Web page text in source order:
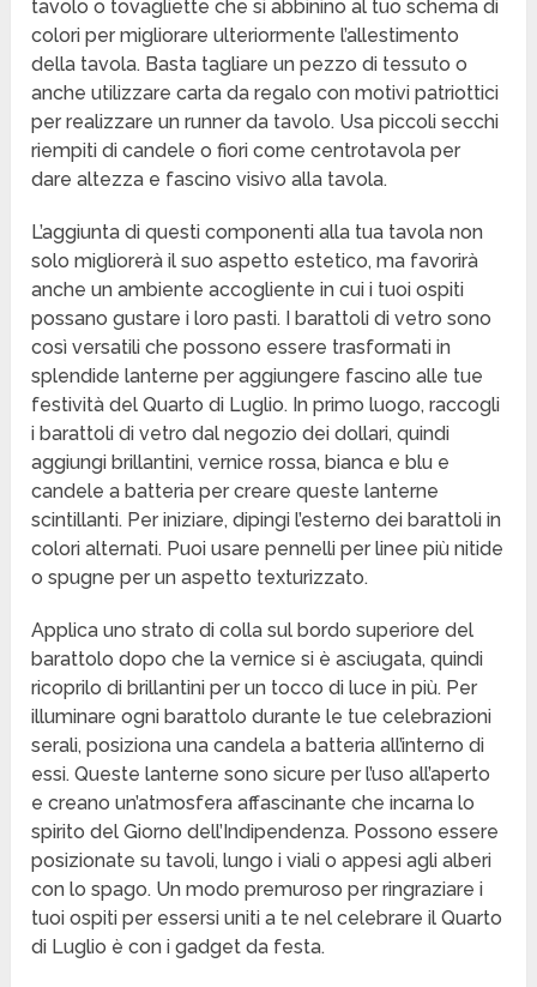
tavolo o tovagliette che si abbinino al tuo schema di
colori per migliorare ulteriormente l’allestimento
della tavola. Basta tagliare un pezzo di tessuto o
anche utilizzare carta da regalo con motivi patriottici
per realizzare un runner da tavolo. Usa piccoli secchi
riempiti di candele o fiori come centrotavola per
dare altezza e fascino visivo alla tavola.
L’aggiunta di questi componenti alla tua tavola non
solo migliorerà il suo aspetto estetico, ma favorirà
anche un ambiente accogliente in cui i tuoi ospiti
possano gustare i loro pasti. I barattoli di vetro sono
così versatili che possono essere trasformati in
splendide lanterne per aggiungere fascino alle tue
festività del Quarto di Luglio. In primo luogo, raccogli
i barattoli di vetro dal negozio dei dollari, quindi
aggiungi brillantini, vernice rossa, bianca e blu e
candele a batteria per creare queste lanterne
scintillanti. Per iniziare, dipingi l’esterno dei barattoli in
colori alternati. Puoi usare pennelli per linee più nitide
o spugne per un aspetto texturizzato.
Applica uno strato di colla sul bordo superiore del
barattolo dopo che la vernice si è asciugata, quindi
ricoprilo di brillantini per un tocco di luce in più. Per
illuminare ogni barattolo durante le tue celebrazioni
serali, posiziona una candela a batteria all’interno di
essi. Queste lanterne sono sicure per l’uso all’aperto
e creano un’atmosfera affascinante che incarna lo
spirito del Giorno dell’Indipendenza. Possono essere
posizionate su tavoli, lungo i viali o appesi agli alberi
con lo spago. Un modo premuroso per ringraziare i
tuoi ospiti per essersi uniti a te nel celebrare il Quarto
di Luglio è con i gadget da festa.